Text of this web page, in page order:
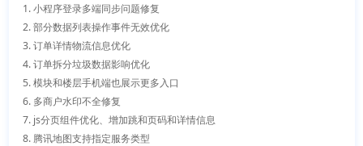
1. 小程序登录多端同步问题修复
2. 部分数据列表操作事件无效优化
3. 订单详情物流信息优化
4. 订单拆分垃圾数据影响优化
5. 模块和楼层手机端也展示更多入口
6. 多商户水印不全修复
7. js分页组件优化、增加跳和页码和详情信息
8. 腾讯地图支持指定服务类型